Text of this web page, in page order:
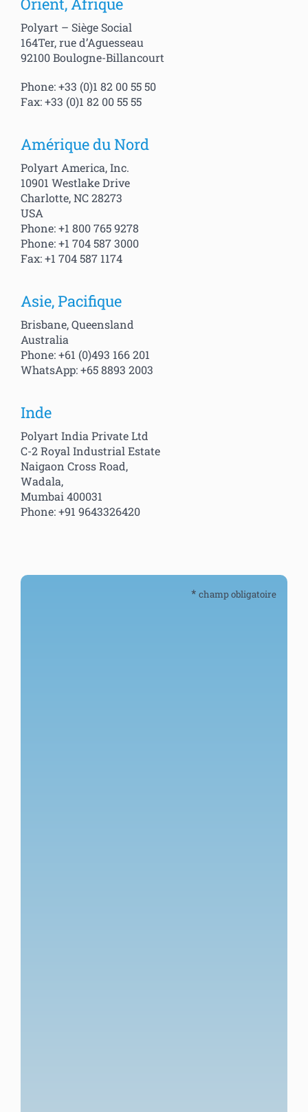
Applications
Polyart
Contact
Ressources
FAQ
Polyart – Siège Social
164Ter, rue d’Aguesseau
92100 Boulogne-Billancourt
Phone: +33 (0)1 82 00 55 50
Fax: +33 (0)1 82 00 55 55
Amérique du Nord
Polyart America, Inc.
10901 Westlake Drive
Charlotte, NC 28273
USA
Phone: +1 800 765 9278
Phone: +1 704 587 3000
Fax: +1 704 587 1174
Asie, Pacifique
Brisbane, Queensland
Australia
Phone: +61 (0)493 166 201
WhatsApp: +65 8893 2003
Inde
Polyart India Private Ltd
C-2 Royal Industrial Estate
Naigaon Cross Road,
Wadala,
Mumbai 400031
Phone: +91 9643326420
* champ obligatoire